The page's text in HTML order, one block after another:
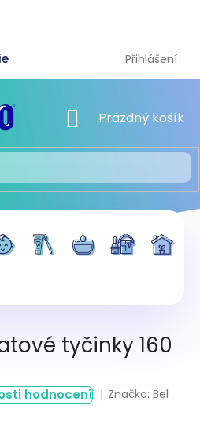
Přihlášení
NÁKUPNÍ KOŠÍK
Prázdný košík
tyčinky 160
hodnocení Značka:Bel